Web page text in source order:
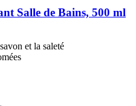
Salle de Bains, 500 ml
et la saleté